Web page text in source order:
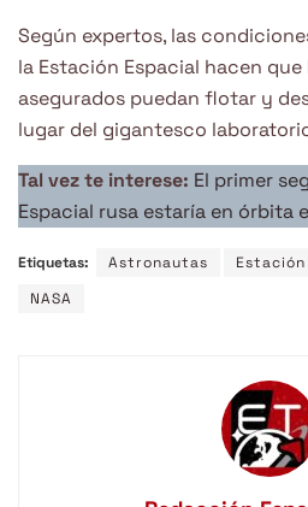
Según expertos, las
la Estación Espacial hacen
asegurados puedan flotar y
lugar del gigantesco
Tal vez te interese: El primer
Espacial rusa estaría en órbita
Etiquetas: Astronautas
NASA